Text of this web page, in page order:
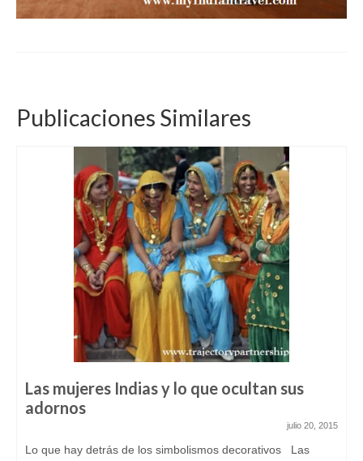
Publicaciones Similares
Las mujeres Indias y lo que ocultan sus
adornos
julio 20, 2015
Lo que hay detrás de los simbolismos decorativos Las